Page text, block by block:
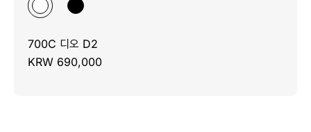
700C 디오 D2
KRW 690,000